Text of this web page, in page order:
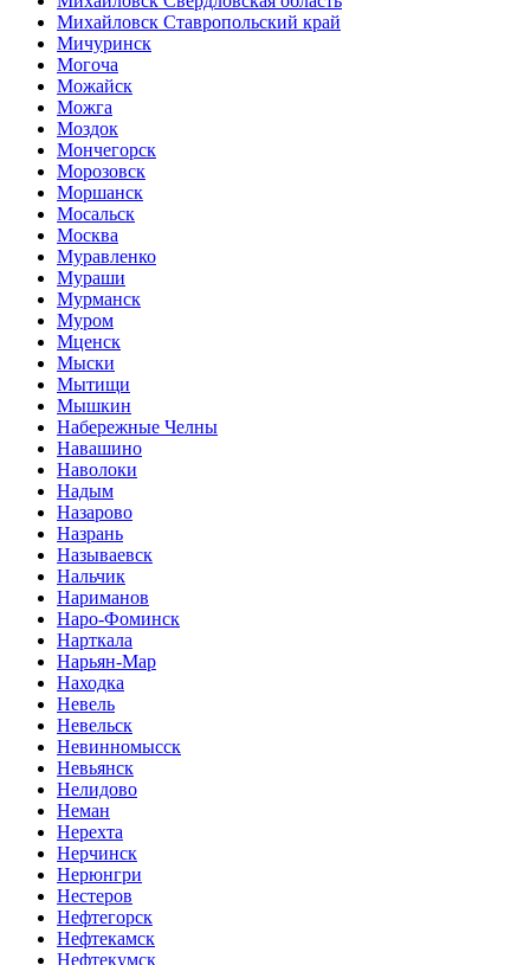
Михайловск Ставропольский край
Мичуринск
Могоча
Можайск
Можга
Моздок
Мончегорск
Морозовск
Моршанск
Мосальск
Москва
Муравленко
Мураши
Мурманск
Муром
Мценск
Мыски
Мытищи
Мышкин
Набережные Челны
Навашино
Наволоки
Надым
Назарово
Назрань
Называевск
Нальчик
Нариманов
Наро-Фоминск
Нарткала
Нарьян-Мар
Находка
Невель
Невельск
Невинномысск
Невьянск
Нелидово
Неман
Нерехта
Нерчинск
Нерюнгри
Нестеров
Нефтегорск
Нефтекамск
Нефтекумск